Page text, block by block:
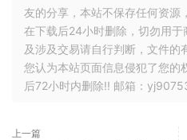
友的分享，本站不保存任何资源
在下载后24小时删除，切勿用
及涉及交易请自行判断，文件的
您认为本站页面信息侵犯了您的
后72小时内删除!! 邮箱：
上一篇